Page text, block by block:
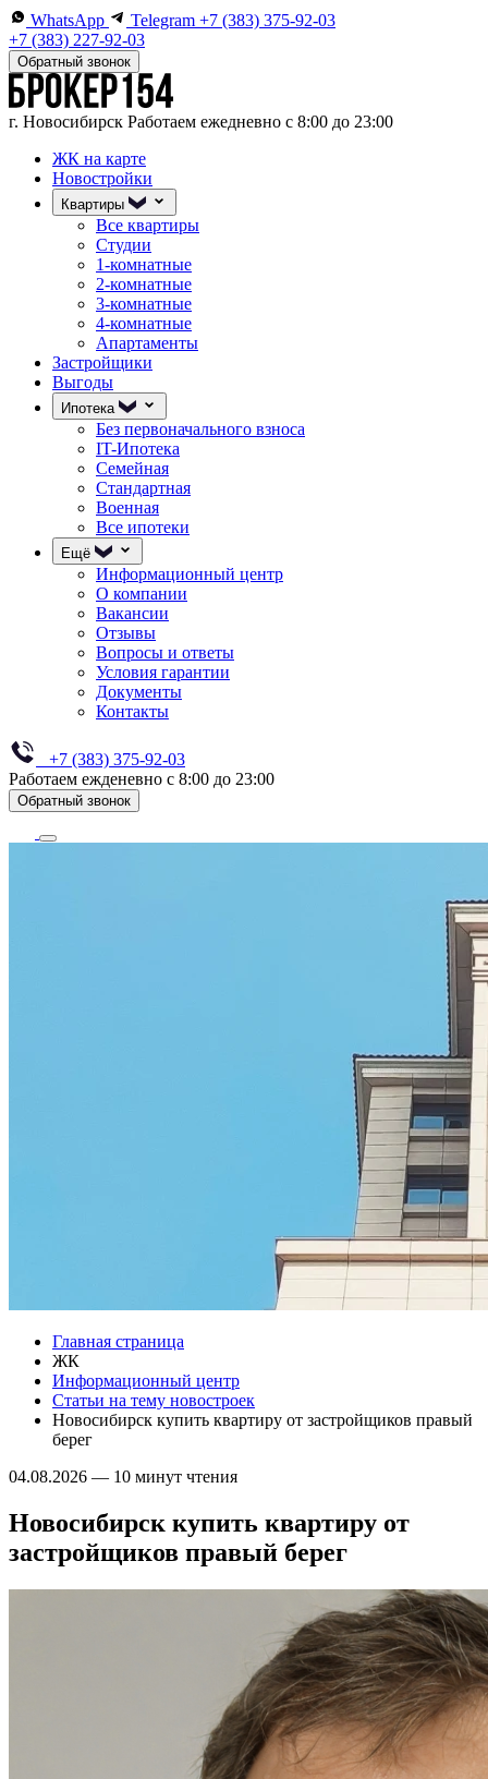
WhatsApp Telegram +7 (383) 375-92-03
+7 (383) 227-92-03
Обратный звонок
г. Новосибирск Работаем ежедневно с 8:00 до 23:00
ЖК на карте
Новостройки
Квартиры
Все квартиры
Студии
1-комнатные
2-комнатные
3-комнатные
4-комнатные
Апартаменты
Застройщики
Выгоды
Ипотека
Без первоначального взноса
IT-Ипотека
Семейная
Стандартная
Военная
Все ипотеки
Ещё
Информационный центр
О компании
Вакансии
Отзывы
Вопросы и ответы
Условия гарантии
Документы
Контакты
+7 (383) 375-92-03
Работаем ежденевно с 8:00 до 23:00
Обратный звонок
Главная страница
ЖК
Информационный центр
Статьи на тему новостроек
Новосибирск купить квартиру от застройщиков правый
берег
04.08.2026 — 10 минут чтения
Новосибирск купить квартиру от
застройщиков правый берег